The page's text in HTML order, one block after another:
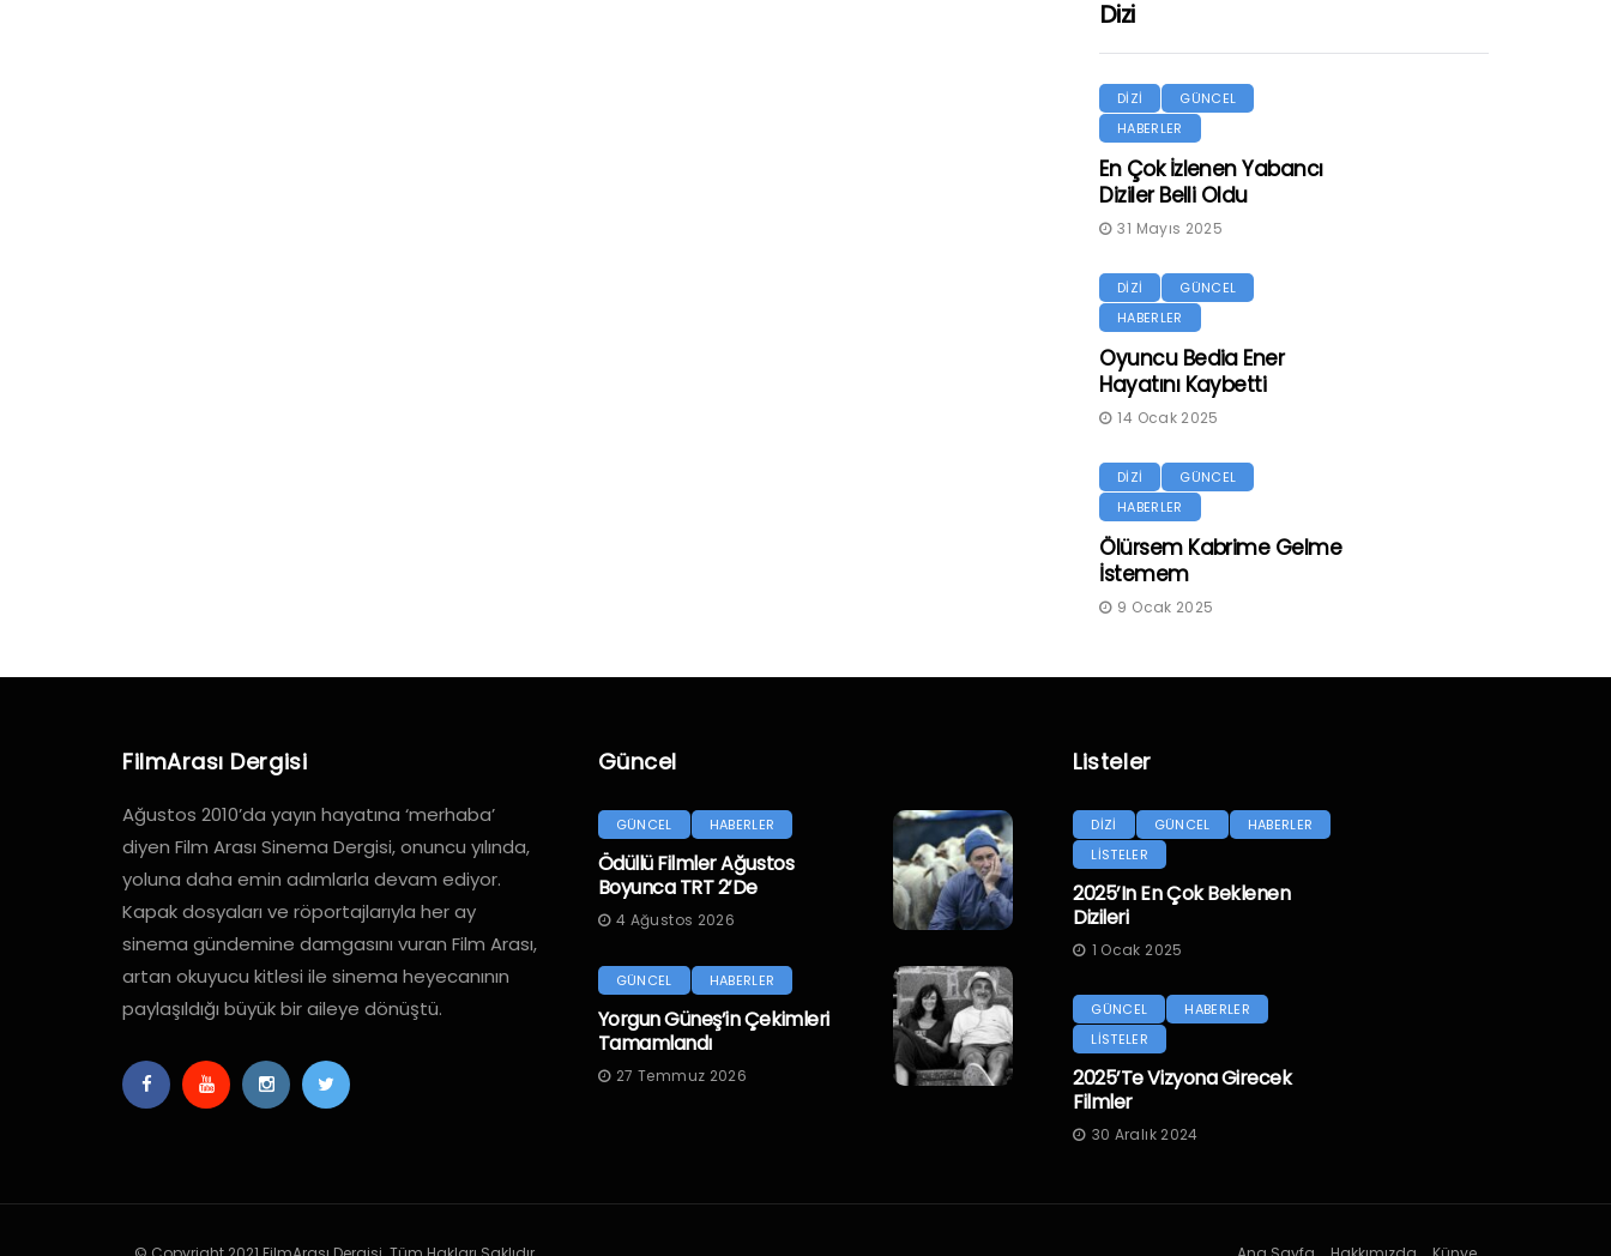
Dizi
DİZİ
GÜNCEL
HABERLER
En Çok İzlenen Yabancı
Diziler Belli Oldu
31 Mayıs 2025
DİZİ
GÜNCEL
HABERLER
Oyuncu Bedia Ener
Hayatını Kaybetti
14 Ocak 2025
DİZİ
GÜNCEL
HABERLER
Ölürsem Kabrime Gelme
İstemem
9 Ocak 2025
FilmArası Dergisi
Ağustos 2010’da yayın hayatına ‘merhaba’
diyen Film Arası Sinema Dergisi, onuncu yılında,
yoluna daha emin adımlarla devam ediyor.
Kapak dosyaları ve röportajlarıyla her ay
sinema gündemine damgasını vuran Film Arası,
artan okuyucu kitlesi ile sinema heyecanının
paylaşıldığı büyük bir aileye dönüştü.
Güncel
GÜNCEL HABERLER
Ödüllü Filmler Ağustos
Boyunca TRT 2’de
4 Ağustos 2026
GÜNCEL HABERLER
Yorgun Güneş’in Çekimleri
Tamamlandı
27 Temmuz 2026
Listeler
DİZİ GÜNCEL
HABERLER
LİSTELER
2025’in En Çok Beklenen
Dizileri
1 Ocak 2025
GÜNCEL
HABERLER
LİSTELER
2025’te Vizyona Girecek
Filmler
30 Aralık 2024